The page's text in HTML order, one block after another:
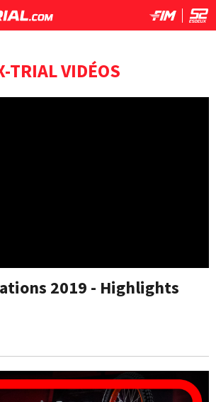
TRIAL VIDÉOS
2019 - Highlights